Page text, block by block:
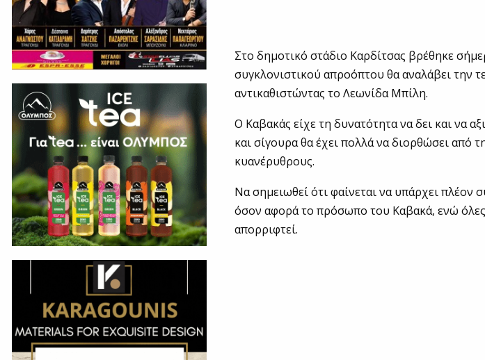
Στο δημοτικό στάδιο Καρδίτσας βρέθηκε
συγκλονιστικού απροόπτου θα αναλάβει την
αντικαθιστώντας το Λεωνίδα Μπίλη.
Ο Καβακάς είχε τη δυνατότητα να δει και να
και σίγουρα θα έχει πολλά να διορθώσει από
κυανέρυθρους.
Να σημειωθεί ότι φαίνεται να υπάρχει
όσον αφορά το πρόσωπο του Καβακά, ενώ
απορριφτεί.